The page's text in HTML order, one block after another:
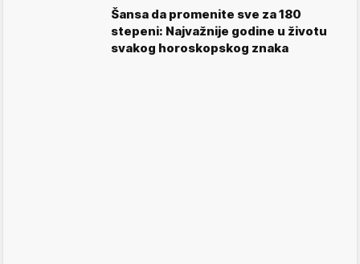
Šansa da promenite sve za 180
stepeni: Najvažnije godine u životu
svakog horoskopskog znaka